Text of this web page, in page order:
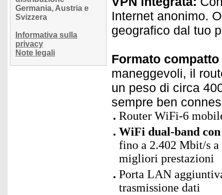
Germania, Austria e
Svizzera
Informativa sulla
privacy
Note legali
Internet anonimo.
geografico dal tuo
Formato
maneggevoli, il
un peso di circa
sempre ben
Router WiFi-6
WiFi dual-band
fino a 2.402 Mbit/s a
migliori prestazioni
Porta LAN
trasmissione dati